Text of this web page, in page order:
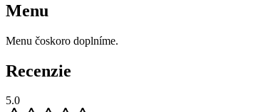
Menu
Menu čoskoro doplníme.
Recenzie
5.0